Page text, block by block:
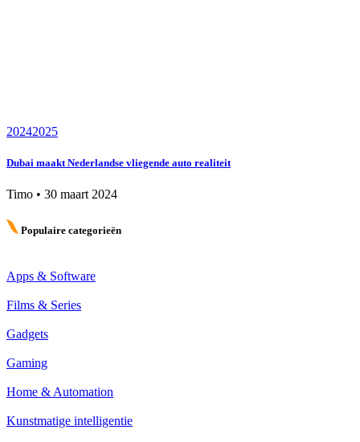
20242025
Dubai maakt Nederlandse vliegende auto realiteit
Timo • 30 maart 2024
Populaire categorieën
Apps & Software
Films & Series
Gadgets
Gaming
Home & Automation
Kunstmatige intelligentie